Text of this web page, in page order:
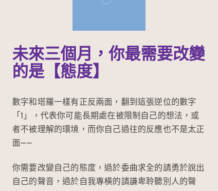
未來三個月，你最需要改變
的是【態度】
數字和塔羅一樣有正反兩面，翻到這張逆位的數字
「1」，代表你可能長期處在被限制自己的想法，或
者不被理解的環境，而你自己過往的反應也不是太正
面——
你需要改變自己的態度，過於委曲求全的請勇於說出
自己的聲音，過於自我專橫的請謙卑聆聽別人的聲